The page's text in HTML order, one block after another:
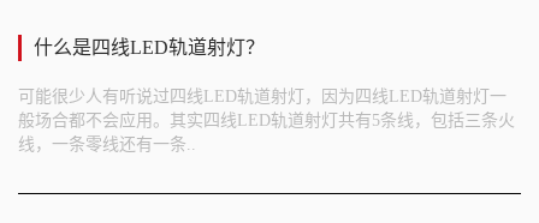
什么是四线LED轨道射灯？
可能很少人有听说过四线LED轨道射灯，因为四线LED轨道射灯一
般场合都不会应用。其实四线LED轨道射灯共有5条线，包括三条火
线，一条零线还有一条..